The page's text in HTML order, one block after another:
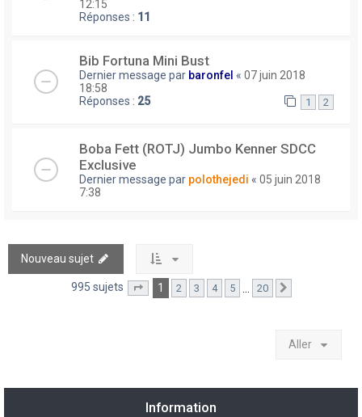
12:15
Réponses : 11
Bib Fortuna Mini Bust
Dernier message par baronfel « 07 juin 2018
18:58
Réponses : 25 1 2
Boba Fett (ROTJ) Jumbo Kenner SDCC
Exclusive
Dernier message par polothejedi « 05 juin 2018
7:38
Nouveau sujet
995 sujets Page sur20
1 2 3 4 5 20
Aller
Information